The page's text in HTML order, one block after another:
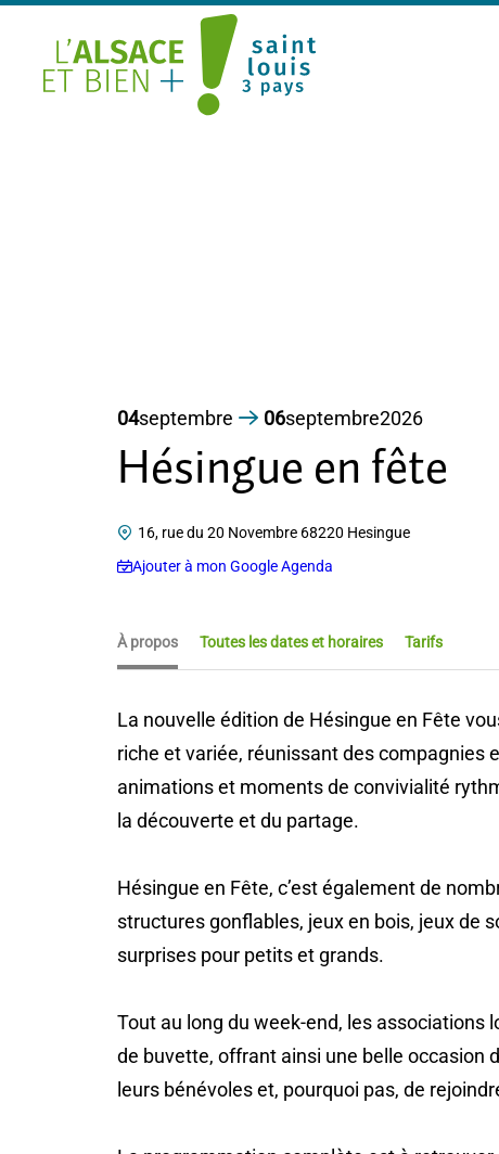
04septembre 06septembre2026
Hésingue en fête
16, rue du 20 Novembre 68220 Hesingue
Ajouter à mon Google Agenda
À propos Toutes les dates et horaires Tarifs
La nouvelle édition de Hésingue en Fête
riche et variée, réunissant des compagnies
animations et moments de convivialité
la découverte et du partage.
Hésingue en Fête, c’est également de
structures gonflables, jeux en bois, jeux de
surprises pour petits et grands.
Tout au long du week-end, les
de buvette, offrant ainsi une belle occasion
leurs bénévoles et, pourquoi pas, de